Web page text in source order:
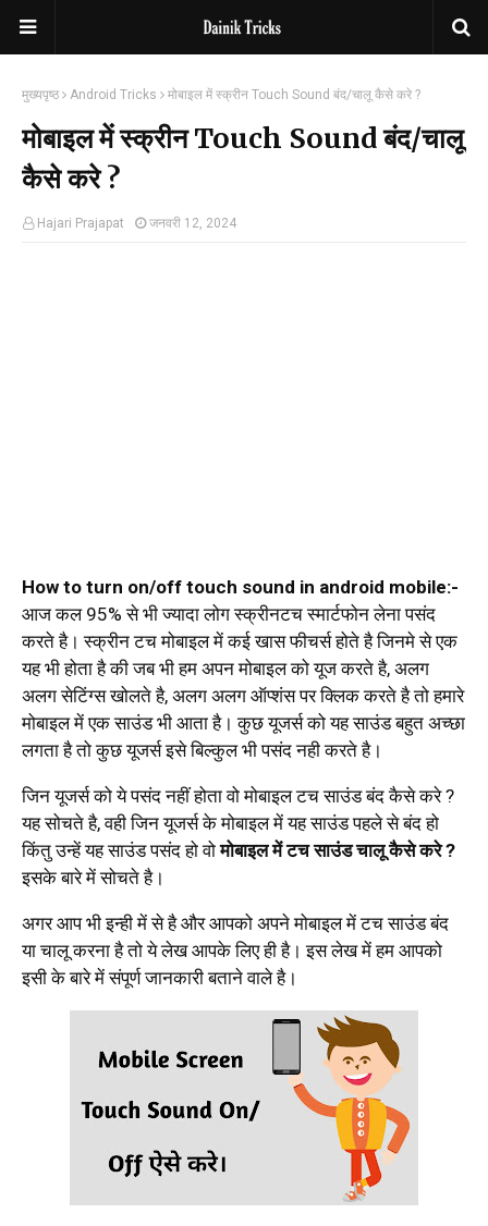
मुख्यपृष्ठ Android Tricks मोबाइल में स्क्रीन Touch Sound बंद/चालू कैसे करे ?
मोबाइल में स्क्रीन Touch Sound बंद/चालू
कैसे करे ?
Hajari Prajapat जनवरी 12, 2024
How to turn on/off touch sound in android mobile:-
आज कल 95% से भी ज्यादा लोग स्क्रीनटच स्मार्टफोन लेना पसंद
करते है। स्क्रीन टच मोबाइल में कई खास फीचर्स होते है जिनमे से एक
यह भी होता है की जब भी हम अपन मोबाइल को यूज करते है, अलग
अलग सेटिंग्स खोलते है, अलग अलग ऑप्शंस पर क्लिक करते है तो हमारे
मोबाइल में एक साउंड भी आता है। कुछ यूजर्स को यह साउंड बहुत अच्छा
लगता है तो कुछ यूजर्स इसे बिल्कुल भी पसंद नही करते है।
जिन यूजर्स को ये पसंद नहीं होता वो मोबाइल टच साउंड बंद कैसे करे ?
यह सोचते है, वही जिन यूजर्स के मोबाइल में यह साउंड पहले से बंद हो
किंतु उन्हें यह साउंड पसंद हो वोमोबाइल में टच साउंड चालू कैसे करे ?
इसके बारे में सोचते है।
अगर आप भी इन्ही में से है और आपको अपने मोबाइल में टच साउंड बंद
या चालू करना है तो ये लेख आपके लिए ही है। इस लेख में हम आपको
इसी के बारे में संपूर्ण जानकारी बताने वाले है।